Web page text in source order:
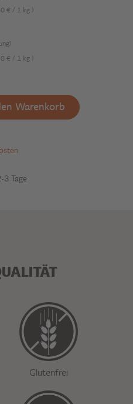
€ / 1 kg )
€ / 1 kg )
Warenkorb
3 Tage
Glutenfrei